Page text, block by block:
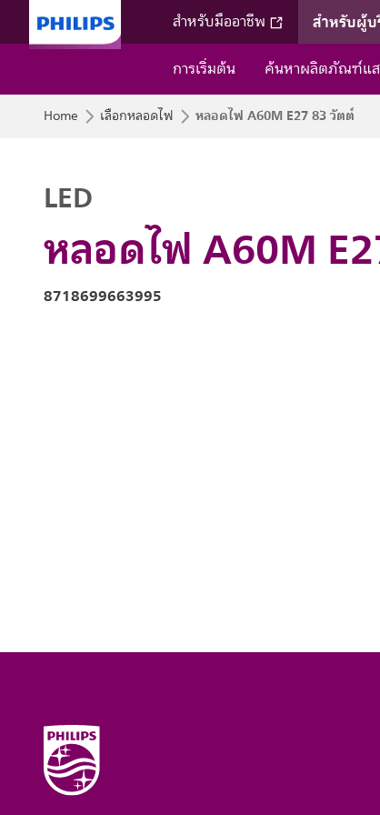
สำหรับมืออาชีพ สำหรับผู้บ
การเริ่มต้น
ค้นหาผลิตภัณฑ์แส
Home เลือกหลอดไฟ หลอดไฟ A60M E27 83 วัตต์
หลอดไฟ A60M
LED
8718699663995